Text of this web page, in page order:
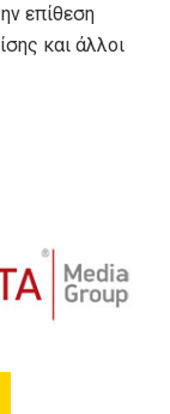
επίθεση
και άλλοι